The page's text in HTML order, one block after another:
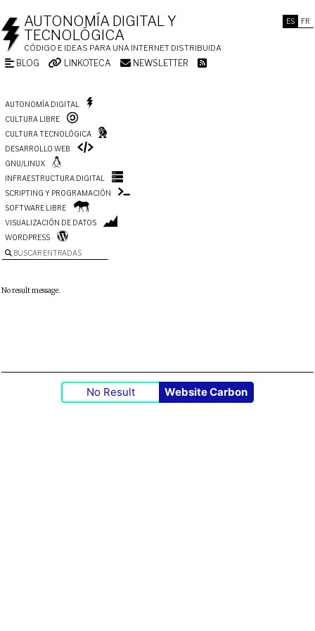
ES FR
AUTONOMÍA DIGITAL Y
TECNOLÓGICA
CÓDIGO E IDEAS PARA UNA INTERNET DISTRIBUIDA
BLOG LINKOTECA NEWSLETTER
AUTONOMÍA DIGITAL
CULTURA LIBRE
CULTURA TECNOLÓGICA
DESARROLLO WEB
GNU/LINUX
INFRAESTRUCTURA DIGITAL
SCRIPTING Y PROGRAMACIÓN
SOFTWARE LIBRE
VISUALIZACIÓN DE DATOS
WORDPRESS
BUSCAR ENTRADAS
No result message.
No Result Website Carbon